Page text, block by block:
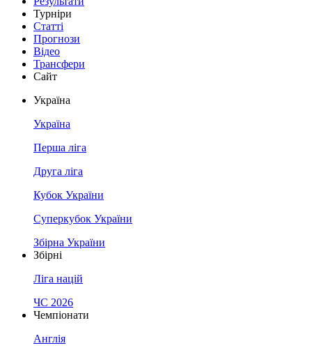
Турніри
Статті
Прогнози
Відео
Трансфери
Сайт
Україна
Україна
Перша ліга
Друга ліга
Кубок України
Суперкубок України
Збірна України
Збірні
Ліга націй
ЧС 2026
Чемпіонати
Англія